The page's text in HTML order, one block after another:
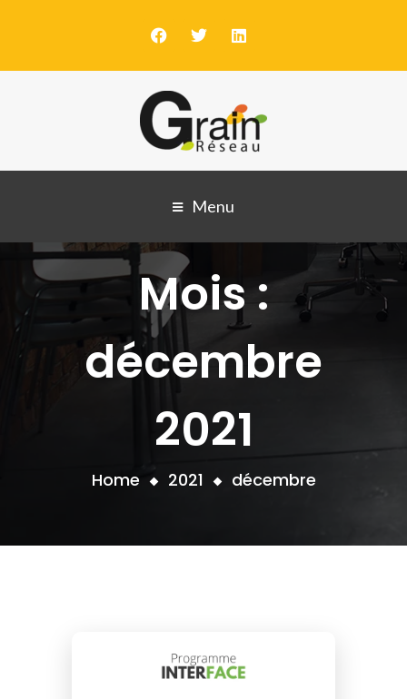
Menu
Mois :
décembre
2021
Home 2021 décembre